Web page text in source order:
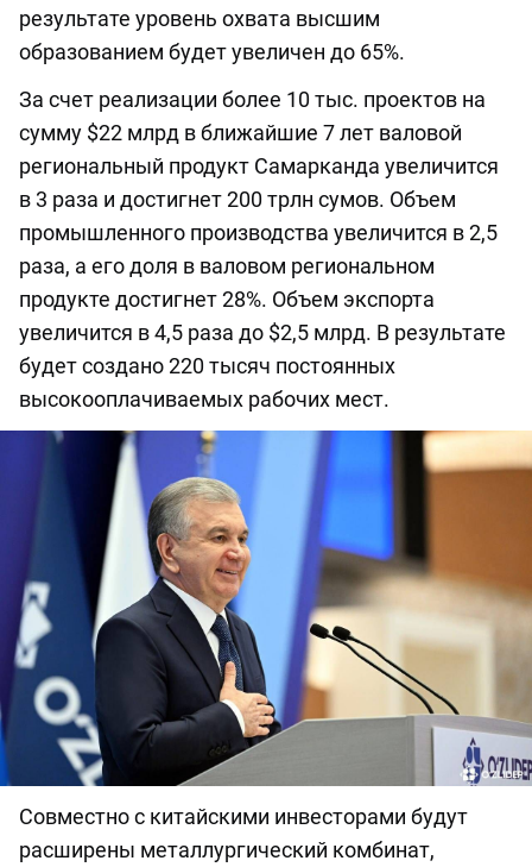
результате уровень охвата высшим
образованием будет увеличен до 65%.
За счет реализации более 10 тыс. проектов на
сумму $22 млрд в ближайшие 7 лет валовой
региональный продукт Самарканда увеличится
в 3 раза и достигнет 200 трлн сумов. Объем
промышленного производства увеличится в 2,5
раза, а его доля в валовом региональном
продукте достигнет 28%. Объем экспорта
увеличится в 4,5 раза до $2,5 млрд. В результате
будет создано 220 тысяч постоянных
высокооплачиваемых рабочих мест.
Совместно с китайскими инвесторами будут
расширены металлургический комбинат,